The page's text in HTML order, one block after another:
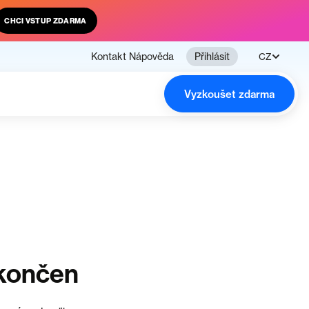
CHCI VSTUP ZDARMA
Kontakt Nápověda Přihlásit CZ
Vyzkoušet zdarma